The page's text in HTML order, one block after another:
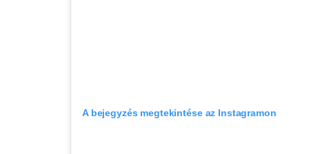
A bejegyzés megtekintése az Instagramon